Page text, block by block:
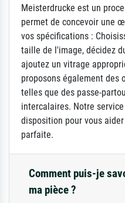
Meisterdrucke est un
permet de concevoir une
vos spécifications :
taille de l'image, décidez
ajoutez un vitrage
proposons également des
telles que des passe-
intercalaires. Notre
disposition pour vous
parfaite.
Comment puis-je
ma pièce ?